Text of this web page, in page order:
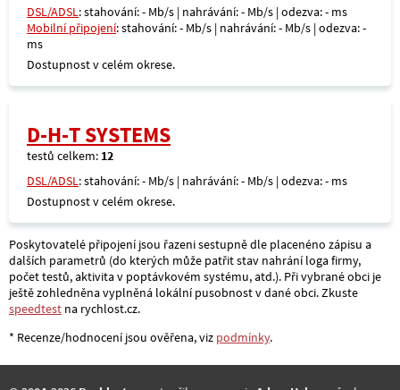
DSL/ADSL: stahování: - Mb/s | nahrávání: - Mb/s | odezva: - ms
Mobilní připojení: stahování: - Mb/s | nahrávání: - Mb/s | odezva: -
ms
Dostupnost v celém okrese.
D-H-T SYSTEMS
testů celkem: 12
DSL/ADSL: stahování: - Mb/s | nahrávání: - Mb/s | odezva: - ms
Dostupnost v celém okrese.
Poskytovatelé připojení jsou řazeni sestupně dle placenéno zápisu a
dalších parametrů (do kterých může patřit stav nahrání loga firmy,
počet testů, aktivita v poptávkovém systému, atd.). Při vybrané obci je
ještě zohledněna vyplněná lokální pusobnost v dané obci. Zkuste
speedtest na rychlost.cz.
* Recenze/hodnocení jsou ověřena, viz podmínky.